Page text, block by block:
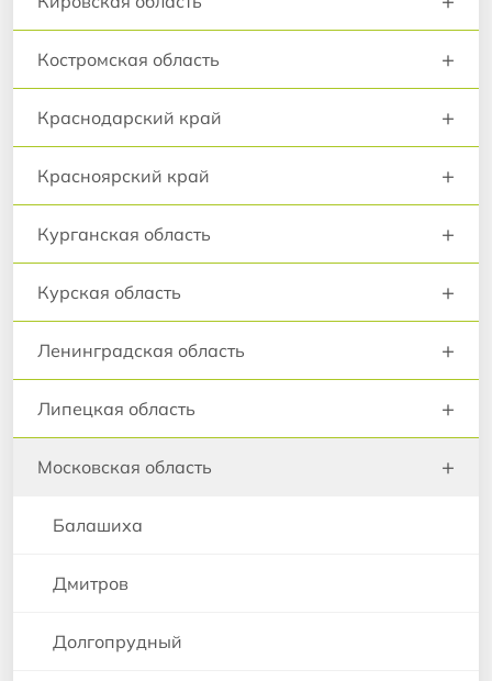
Костромская область +
Краснодарский край +
Красноярский край +
Курганская область +
Курская область +
Ленинградская область +
Липецкая область +
Московская область +
Балашиха
Дмитров
Долгопрудный